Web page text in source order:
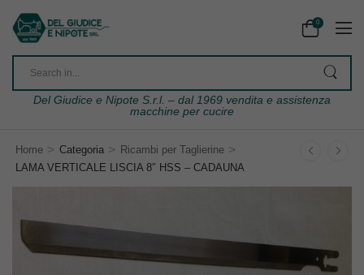
0
Del Giudice e Nipote S.r.l. – dal 1969 vendita e assistenza
macchine per cucire
Home > Categoria > Ricambi per Taglierine >
LAMA VERTICALE LISCIA 8″ HSS – CADAUNA